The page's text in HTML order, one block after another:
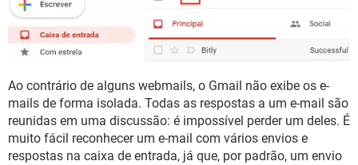
Ao contrário de alguns webmails, o Gmail não exibe os e-
mails de forma isolada. Todas as respostas a um e-mail são
reunidas em uma discussão: é impossível perder um deles. É
muito fácil reconhecer um e-mail com vários envios e
respostas na caixa de entrada, já que, por padrão, um envio